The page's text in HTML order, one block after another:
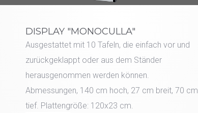
DISPLAY "MONOCULLA"
Ausgestattet mit 10 Tafeln, die einfach vor und
zurückgeklappt oder aus dem Ständer
herausgenommen werden können.
Abmessungen, 140 cm hoch, 27 cm breit, 70 cm
tief. Plattengröße: 120x23 cm.